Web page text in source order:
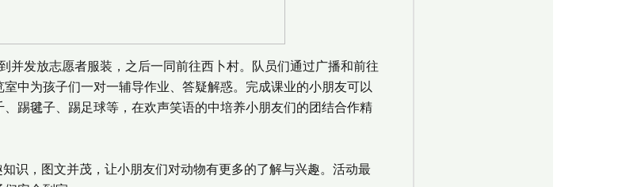
并发放志愿者服装，之后一同前往西卜村。队员们通过广播和前往
中为孩子们一对一辅导作业、答疑解惑。完成课业的小朋友可以
踢毽子、踢足球等，在欢声笑语的中培养小朋友们的团结合作精
识，图文并茂，让小朋友们对动物有更多的了解与兴趣。活动最